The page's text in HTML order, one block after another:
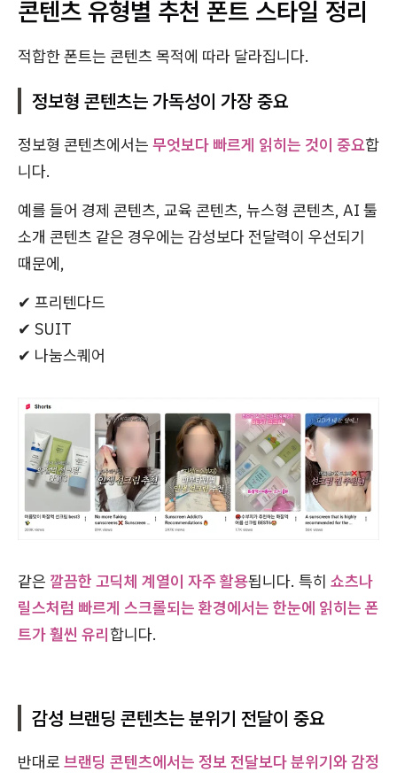
콘텐츠 유형별 추천 폰트 스타일 정리
적합한 폰트는 콘텐츠 목적에 따라 달라집니다.
정보형 콘텐츠는 가독성이 가장 중요
정보형 콘텐츠에서는 무엇보다 빠르게 읽히는 것이 중요합
니다.
예를 들어 경제 콘텐츠, 교육 콘텐츠, 뉴스형 콘텐츠, AI 툴
소개 콘텐츠 같은 경우에는 감성보다 전달력이 우선되기
때문에,
✔ 프리텐다드
✔ SUIT
✔ 나눔스퀘어
같은 깔끔한 고딕체 계열이 자주 활용됩니다. 특히 쇼츠나
릴스처럼 빠르게 스크롤되는 환경에서는 한눈에 읽히는 폰
트가 훨씬 유리합니다.
감성 브랜딩 콘텐츠는 분위기 전달이 중요
반대로 브랜딩 콘텐츠에서는 정보 전달보다 분위기와 감정